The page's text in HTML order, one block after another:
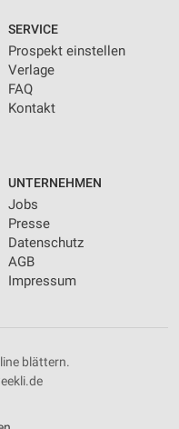
SERVICE
Prospekt einstellen
Verlage
FAQ
Kontakt
UNTERNEHMEN
Jobs
Presse
Datenschutz
AGB
Impressum
blättern.